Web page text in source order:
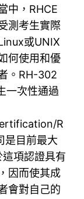
中，RHCE
測考生實際
或UNIX
何使用和優
。RH-302
一次性通過
R
是目前最大
項認證具有
因而使其成
會對自己的